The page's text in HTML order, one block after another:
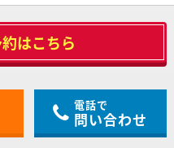
はこちら
電話で
問い合わせ